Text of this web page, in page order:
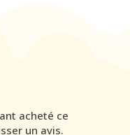
acheté ce
un avis.